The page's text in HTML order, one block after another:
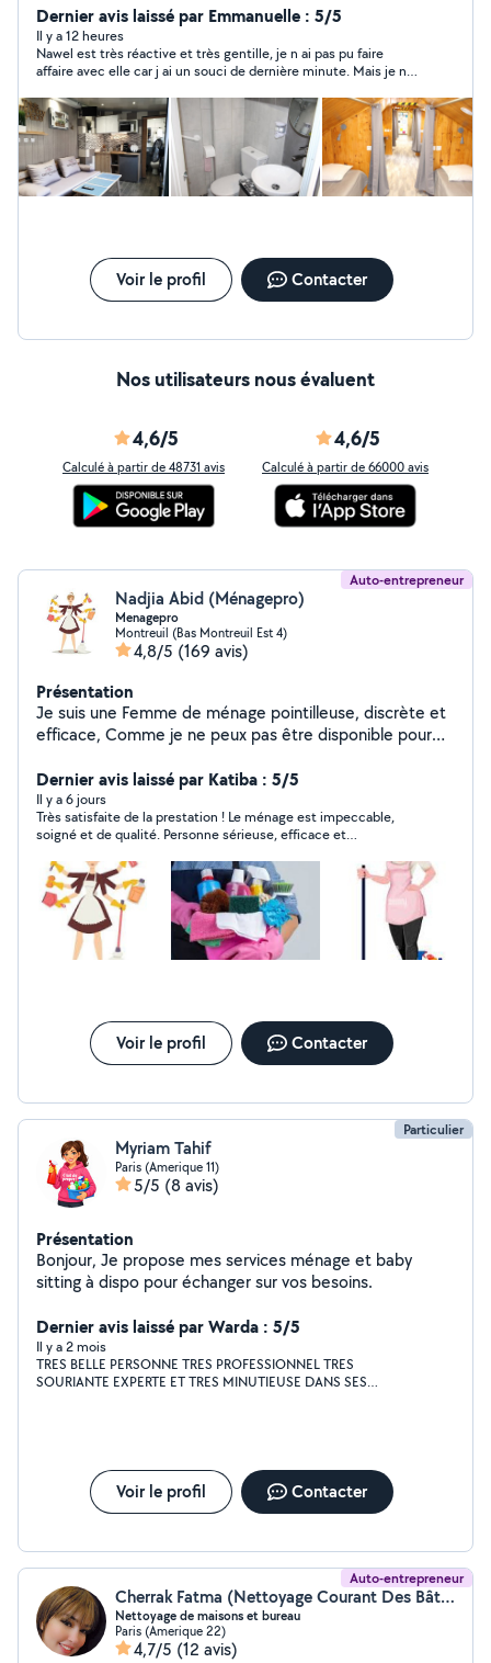
bureaux. * Nettoyage des salles des fête. * Entretien
d'immeubles ( jusqu'à 5 étages ) * Courses. *
Accompagnement des personnes âgées ( médecin
/Déplacement ). * Je suis très bien que vous serez
satisfait de mon travail. j'ai une large expérience aussi
des états des lieux et de ménage a fond . Meme si vous
voulez le.Nettoyage des ( jardins ) n'hésitez pas à nous
contacter. Merci
Dernier avis laissé par Emmanuelle : 5/5
Il y a 12 heures
Nawel est très réactive et très gentille, je n ai pas pu faire
affaire avec elle car j ai un souci de dernière minute. Mais je n
semaines.
Voir le profil Contacter
Nos utilisateurs nous évaluent
4,6/5
Calculé à partir de 48731 avis
4,6/5
Calculé à partir de 66000 avis
Auto-entrepreneur
Nadjia Abid (Ménagepro)
Menagepro
Montreuil (Bas Montreuil Est 4)
4,8/5 (169 avis)
Présentation
Je suis une Femme de ménage pointilleuse, discrète et
efficace, Comme je ne peux pas être disponible pour
avec moi ,je l'ai choisi soigneusement pour la
satisfaction des clients , elles font le même travail que
moi et de la même façon.je sais très bien que vous
serez satisfait de leurs travail.je m'occupe aussi des
Airbnb j'ai une large expérience aussi des états des lieux
et de ménage a fond.juste je déplace pas Pour 1h , 2h
c'est le minimum. Même si vous voulez le. Nettoyage
des jardins n'hésitez pas à nous contacter. Mercie
Dernier avis laissé par Katiba : 5/5
Il y a 6 jours
Très satisfaite de la prestation ! Le ménage est impeccable,
soigné et de qualité. Personne sérieuse, efficace et
Voir le profil Contacter
Particulier
Myriam Tahif
Paris (Amerique 11)
5/5 (8 avis)
Présentation
Bonjour, Je propose mes services ménage et baby
sitting à dispo pour échanger sur vos besoins.
Dernier avis laissé par Warda : 5/5
Il y a 2 mois
TRES BELLE PERSONNE TRES PROFESSIONNEL TRES
SOURIANTE EXPERTE ET TRES MINUTIEUSE DANS SES
CHEZ MOI ELLE TRAVAIL DE BONNE FOIS TARIF CORRECT ! JE
RECOMMANDE ET DAILLEUR UNE FOIS VOIR DEUX FOIS PAR
SEMAINE ELLE CHEZ MOI ♥️🥰C EST UN PLAISIR MEME POUR
VRAI FEE DU LOGIS ET ELLE ME DONNE MEME LE COURAGE
POUR MAINTENIR LA MAISON PROPRE ! MERCI MERCI !
Voir le profil Contacter
Auto-entrepreneur
Cherrak Fatma (Nettoyage Courant Des Bâtiments)
Nettoyage de maisons et bureau
Paris (Amerique 22)
4,7/5 (12 avis)